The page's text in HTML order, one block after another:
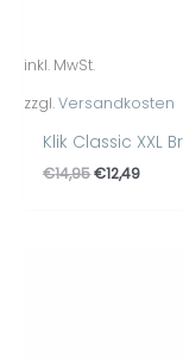
inkl. MwSt.
zzgl.Versandkosten
Klik Classic XXL
€14,95€12,49